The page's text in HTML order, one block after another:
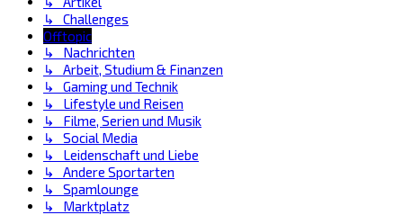
↳ Challenges
Offtopic
↳ Nachrichten
↳ Arbeit, Studium & Finanzen
↳ Gaming und Technik
↳ Lifestyle und Reisen
↳ Filme, Serien und Musik
↳ Social Media
↳ Leidenschaft und Liebe
↳ Andere Sportarten
↳ Spamlounge
↳ Marktplatz